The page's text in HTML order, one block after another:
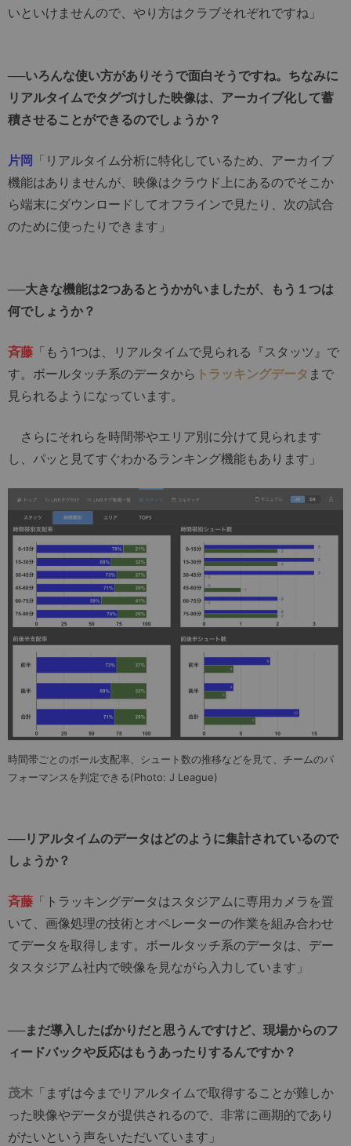
いといけませんので、やり方はクラブそれぞれですね」
──いろんな使い方がありそうで面白そうですね。ちなみに
リアルタイムでタグづけした映像は、アーカイブ化して蓄
積させることができるのでしょうか？
片岡 「リアルタイム分析に特化しているため、アーカイブ
機能はありませんが、映像はクラウド上にあるのでそこか
ら端末にダウンロードしてオフラインで見たり、次の試合
のために使ったりできます」
──大きな機能は2つあるとうかがいましたが、もう１つは
何でしょうか？
斉藤 「もう1つは、リアルタイムで見られる『スタッツ』で
す。ボールタッチ系のデータから トラッキングデータ まで
見られるようになっています。
さらにそれらを時間帯やエリア別に分けて見られます
し、パッと見てすぐわかるランキング機能もあります」
時間帯ごとのボール支配率、シュート数の推移などを見て、チームのパ
フォーマンスを判定できる(Photo: J League)
──リアルタイムのデータはどのように集計されているので
しょうか？
斉藤 「トラッキングデータはスタジアムに専用カメラを置
いて、画像処理の技術とオペレーターの作業を組み合わせ
てデータを取得します。ボールタッチ系のデータは、デー
タスタジアム社内で映像を見ながら入力しています」
──まだ導入したばかりだと思うんですけど、現場からのフ
ィードバックや反応はもうあったりするんですか？
茂木 「まずは今までリアルタイムで取得することが難しか
った映像やデータが提供されるので、非常に画期的であり
がたいという声をいただいています」